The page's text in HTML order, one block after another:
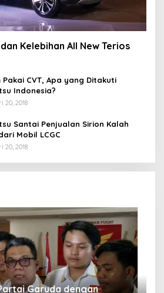
Kelebihan All New Terios
Pakai CVT, Apa yang Ditakuti
Indonesia?
20, 2018
Santai Penjualan Sirion Kalah
Mobil LCGC
20, 2018
Duet Ganjar dan Gus